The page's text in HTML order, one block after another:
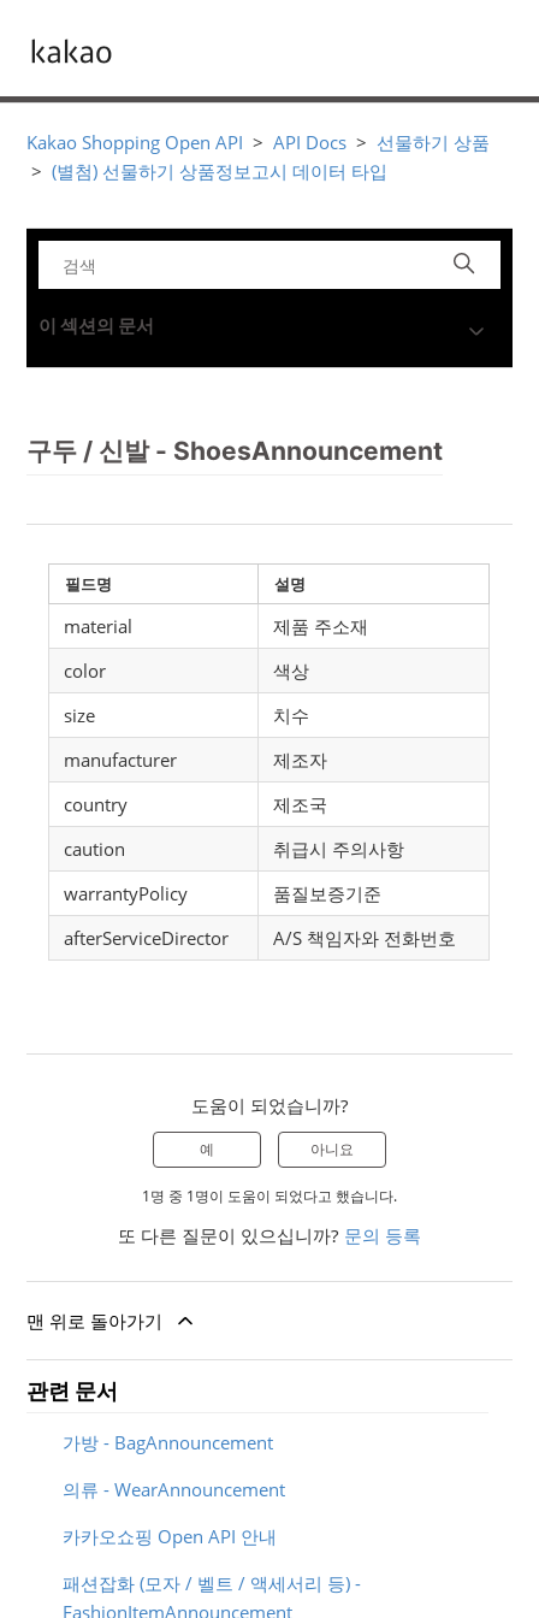
Kakao Shopping Open API API Docs
선물하기 상품
(별첨) 선물하기 상품정보고시 데이터 타입
이 섹션의 문서
구두 / 신발 - ShoesAnnouncement
필드명 설명
material
제품 주소재
color
색상
size
치수
manufacturer
제조자
country
제조국
caution
취급시 주의사항
warrantyPolicy
품질보증기준
afterServiceDirector
A/S 책임자와 전화번호
도움이 되었습니까?
예 아니요
1명 중 1명이 도움이 되었다고 했습니다.
또 다른 질문이 있으십니까? 문의 등록
맨 위로 돌아가기
관련 문서
가방 - BagAnnouncement
의류 - WearAnnouncement
카카오쇼핑 Open API 안내
패션잡화 (모자 / 벨트 / 액세서리 등) -
FashionItemAnnouncement